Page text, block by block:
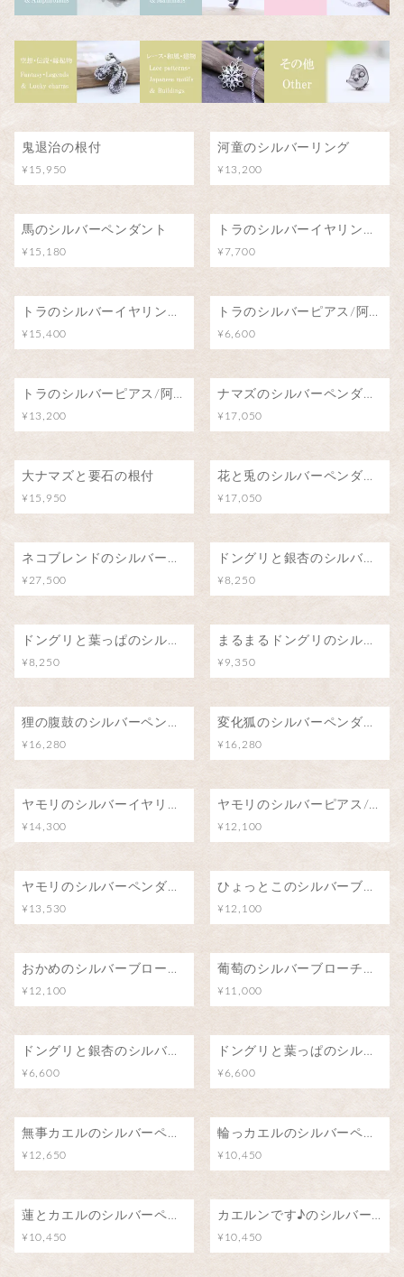
鬼退治の根付
¥15,950
河童のシルバーリング
¥13,200
馬のシルバーペンダント
¥15,180
トラのシルバーイヤリング/阿吽のトラ（片耳）
¥7,700
トラのシルバーイヤリング/阿吽のトラ（両耳）
¥15,400
トラのシルバーピアス/阿吽のトラ（片耳）
¥6,600
トラのシルバーピアス/阿吽のトラ（両耳）
¥13,200
ナマズのシルバーペンダント
¥17,050
大ナマズと要石の根付
¥15,950
花と兎のシルバーペンダント
¥17,050
ネコブレンドのシルバーペンダント/魅惑のアロマ
¥27,500
ドングリと銀杏のシルバーペンダント
¥8,250
ドングリと葉っぱのシルバーペンダント
¥8,250
まるまるドングリのシルバーペンダント
¥9,350
狸の腹鼓のシルバーペンダント/月明りの下で
¥16,280
変化狐のシルバーペンダント/こんこんちき
¥16,280
ヤモリのシルバーイヤリング/阿吽
¥14,300
ヤモリのシルバーピアス/阿吽
¥12,100
ヤモリのシルバーペンダント
¥13,530
ひょっとこのシルバーブローチ（ピンバッジ）
¥12,100
おかめのシルバーブローチ（ピンバッジ）
¥12,100
葡萄のシルバーブローチ（ピンバッジ）
¥11,000
ドングリと銀杏のシルバーブローチ（ピンバッジ）
¥6,600
ドングリと葉っぱのシルバーブローチ（ピンバッジ）
¥6,600
無事カエルのシルバーペンダント/カエル号に乗って
¥12,650
輪っカエルのシルバーペンダント
¥10,450
蓮とカエルのシルバーペンダント
¥10,450
カエルンです♪のシルバーペンダント
¥10,450